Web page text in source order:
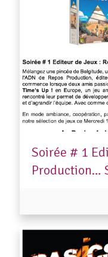
Soirée # 1
Production…